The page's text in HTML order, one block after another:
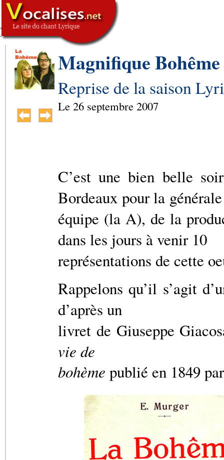
,
SIGNATURE
-->
Magnifique
Reprise de la saison
Le 26 septembre 2007
C’est une bien belle
Bordeaux pour la
équipe (la A), de la
dans les jours à venir 10
représentations de cette
Rappelons qu’il s’agit
d’après un
livret de Giuseppe
vie de
bohème publié en 1849